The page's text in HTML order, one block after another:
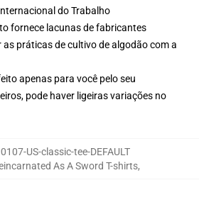
do Trabalho
fornece lacunas de fabricantes
práticas de cultivo de algodão com a
apenas para você pelo seu
pode haver ligeiras variações no
US-classic-tee-DEFAULT
As A Sword T-shirts,